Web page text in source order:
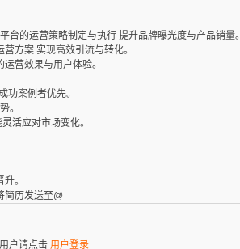
的运营策略制定与执行 提升品牌曝光度与产品销量。
方案 实现高效引流与转化。
营效果与用户体验。
功案例者优先。
。
活应对市场变化。
。
简历发送至@
户请点击 用户登录